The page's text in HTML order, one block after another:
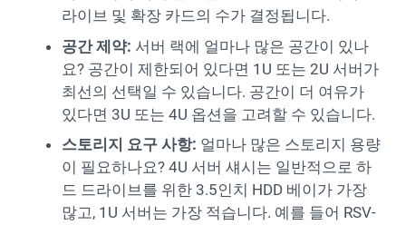
라이브 및 확장 카드의 수가 결정됩니다.
공간 제약: 서버 랙에 얼마나 많은 공간이 있나
요? 공간이 제한되어 있다면 1U 또는 2U 서버가
최선의 선택일 수 있습니다. 공간이 더 여유가
있다면 3U 또는 4U 옵션을 고려할 수 있습니다.
스토리지 요구 사항: 얼마나 많은 스토리지 용량
이 필요하나요? 4U 서버 섀시는 일반적으로 하
드 드라이브를 위한 3.5인치 HDD 베이가 가장
많고, 1U 서버는 가장 적습니다. 예를 들어 RSV-